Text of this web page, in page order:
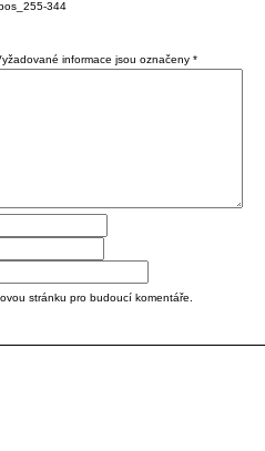
344
informace jsou označeny *
stránku pro budoucí komentáře.